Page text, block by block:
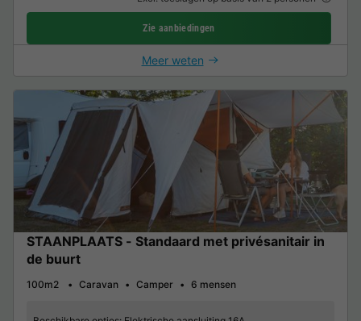
Zie aanbiedingen
Meer weten
STAANPLAATS - Standaard met privésanitair in
de buurt
100m2 Caravan Camper 6 mensen